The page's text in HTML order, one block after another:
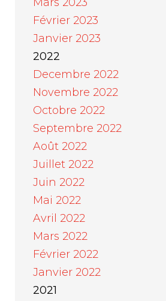
Février 2023
Janvier 2023
2022
Decembre 2022
Novembre 2022
Octobre 2022
Septembre 2022
Août 2022
Juillet 2022
Juin 2022
Mai 2022
Avril 2022
Mars 2022
Février 2022
Janvier 2022
2021